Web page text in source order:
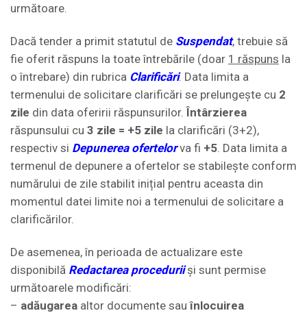
următoare.
Dacă tender a primit statutul de Suspendat, trebuie să
fie oferit răspuns la toate întrebările (doar 1 răspuns la
o întrebare) din rubrica Clarificări. Data limita a
termenului de solicitare clarificări se prelungește cu 2
zile din data oferirii răspunsurilor.Întârzierea
răspunsului cu 3 zile = +5 zile la clarificări (3+2),
respectiv si Depunerea ofertelorva fi +5 . Data limita a
termenul de depunere a ofertelor se stabilește conform
numărului de zile stabilit inițial pentru aceasta din
momentul datei limite noi a termenului de solicitare a
clarificărilor.
De asemenea, în perioada de actualizare este
disponibilă Redactarea procedurii și sunt permise
următoarele modificări:
– adăugarea altor documente sauînlocuirea